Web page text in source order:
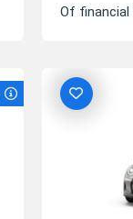
Of financial